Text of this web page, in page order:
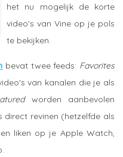
het nu mogelijk de korte
video's van Vine op je pols
te bekijken.
bevat twee feeds: Favorites
van kanalen die je als
worden aanbevolen
revinen (hetzelfde als
liken op je Apple Watch,